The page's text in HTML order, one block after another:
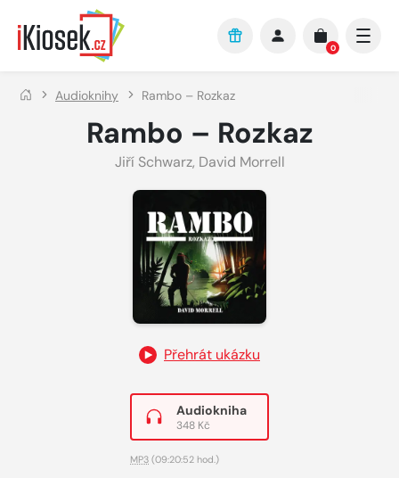
Přejít na hlavní obsah
0
Audioknihy Rambo – Rozkaz
Rambo – Rozkaz
Jiří Schwarz, David Morrell
Přehrát ukázku
Audiokniha
348 Kč
MP3 (09:20:52 hod.)